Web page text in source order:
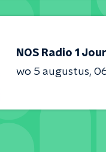
NOS Radio 1
wo 5 augustus